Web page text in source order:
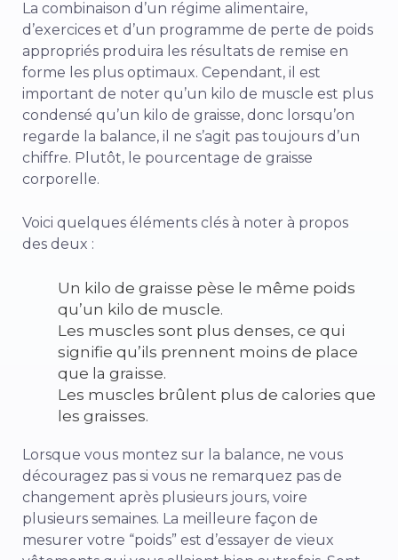
La combinaison d’un régime alimentaire,
d’exercices et d’un programme de perte de poids
appropriés produira les résultats de remise en
forme les plus optimaux. Cependant, il est
important de noter qu’un kilo de muscle est plus
condensé qu’un kilo de graisse, donc lorsqu’on
regarde la balance, il ne s’agit pas toujours d’un
chiffre. Plutôt, le pourcentage de graisse
corporelle.
Voici quelques éléments clés à noter à propos
des deux :
Un kilo de graisse pèse le même poids
qu’un kilo de muscle.
Les muscles sont plus denses, ce qui
signifie qu’ils prennent moins de place
que la graisse.
Les muscles brûlent plus de calories que
les graisses.
Lorsque vous montez sur la balance, ne vous
découragez pas si vous ne remarquez pas de
changement après plusieurs jours, voire
plusieurs semaines. La meilleure façon de
mesurer votre “poids” est d’essayer de vieux